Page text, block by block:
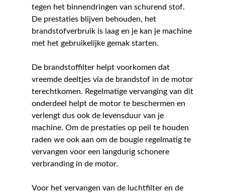
tegen het binnendringen van schurend stof.
De prestaties blijven behouden, het
brandstofverbruik is laag en je kan je machine
met het gebruikelijke gemak starten.
De brandstoffilter helpt voorkomen dat
vreemde deeltjes via de brandstof in de motor
terechtkomen. Regelmatige vervanging van dit
onderdeel helpt de motor te beschermen en
verlengt dus ook de levensduur van je
machine. Om de prestaties op peil te houden
raden we ook aan om de bougie regelmatig te
vervangen voor een langdurig schonere
verbranding in de motor.
Voor het vervangen van de luchtfilter en de